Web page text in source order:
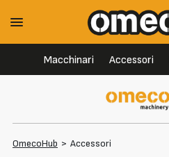
Macchinari Accessori
OmecoHub > Accessori